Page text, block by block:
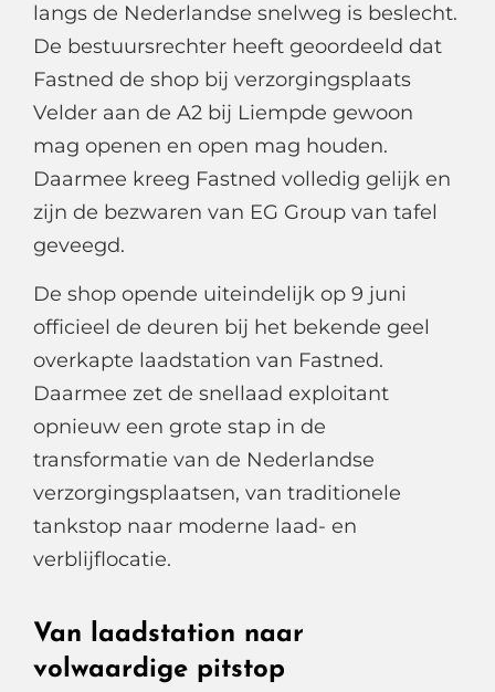
langs de Nederlandse snelweg is beslecht.
De bestuursrechter heeft geoordeeld dat
Fastned de shop bij verzorgingsplaats
Velder aan de A2 bij Liempde gewoon
mag openen en open mag houden.
Daarmee kreeg Fastned volledig gelijk en
zijn de bezwaren van EG Group van tafel
geveegd.
De shop opende uiteindelijk op 9 juni
officieel de deuren bij het bekende geel
overkapte laadstation van Fastned.
Daarmee zet de snellaad exploitant
opnieuw een grote stap in de
transformatie van de Nederlandse
verzorgingsplaatsen, van traditionele
tankstop naar moderne laad- en
verblijflocatie.
Van laadstation naar
volwaardige pitstop